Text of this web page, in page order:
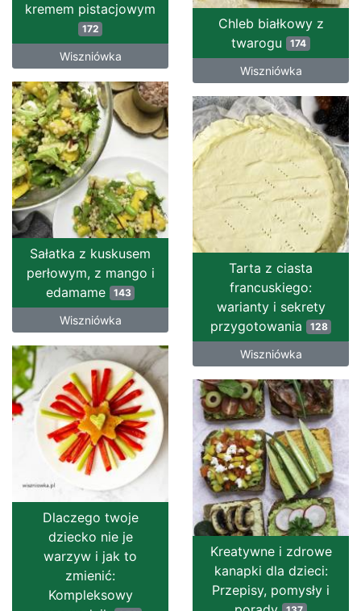
kremem pistacjowym
172
Wiszniówka
Chleb białkowy z
twarogu 174
Wiszniówka
Sałatka z kuskusem
perłowym, z mango i
edamame
143
Wiszniówka
Tarta z ciasta
francuskiego:
warianty i sekrety
przygotowania
128
Wiszniówka
Dlaczego twoje
dziecko nie je
warzyw i jak to
zmienić:
Kompleksowy
Kreatywne i zdrowe
kanapki dla dzieci:
Przepisy, pomysły i